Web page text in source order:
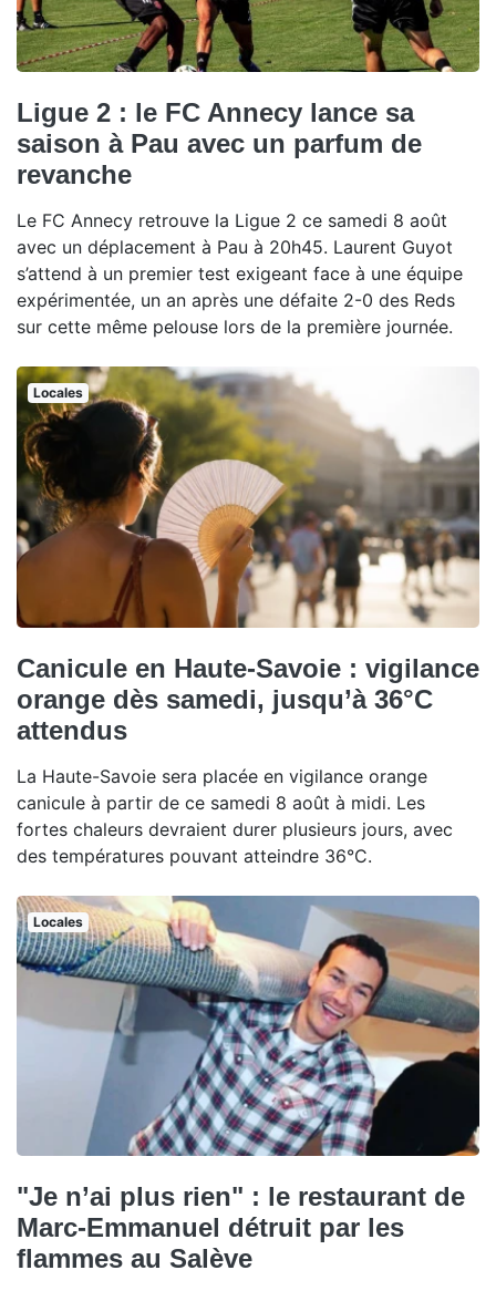
Ligue 2 : le FC Annecy lance sa
saison à Pau avec un parfum de
revanche
Le FC Annecy retrouve la Ligue 2 ce samedi 8 août
avec un déplacement à Pau à 20h45. Laurent Guyot
s’attend à un premier test exigeant face à une équipe
expérimentée, un an après une défaite 2-0 des Reds
sur cette même pelouse lors de la première journée.
Locales
Canicule en Haute-Savoie : vigilance
orange dès samedi, jusqu’à 36°C
attendus
La Haute-Savoie sera placée en vigilance orange
canicule à partir de ce samedi 8 août à midi. Les
fortes chaleurs devraient durer plusieurs jours, avec
des températures pouvant atteindre 36°C.
Locales
"Je n’ai plus rien" : le restaurant de
Marc-Emmanuel détruit par les
flammes au Salève